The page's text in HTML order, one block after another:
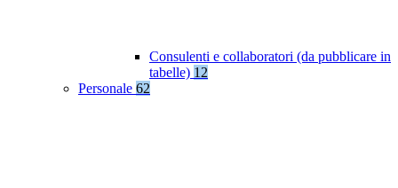
Consulenti e collaboratori (da pubblicare in
tabelle) 12
Personale 62